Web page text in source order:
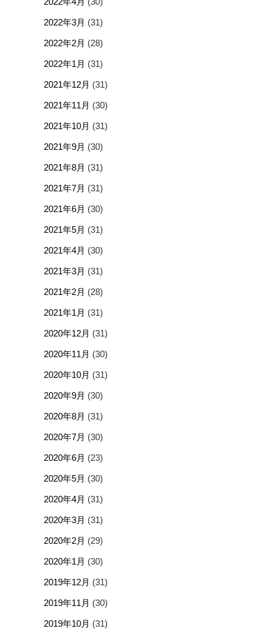
2022年3月 (31)
2022年2月 (28)
2022年1月 (31)
2021年12月 (31)
2021年11月 (30)
2021年10月 (31)
2021年9月 (30)
2021年8月 (31)
2021年7月 (31)
2021年6月 (30)
2021年5月 (31)
2021年4月 (30)
2021年3月 (31)
2021年2月 (28)
2021年1月 (31)
2020年12月 (31)
2020年11月 (30)
2020年10月 (31)
2020年9月 (30)
2020年8月 (31)
2020年7月 (30)
2020年6月 (23)
2020年5月 (30)
2020年4月 (31)
2020年3月 (31)
2020年2月 (29)
2020年1月 (30)
2019年12月 (31)
2019年11月 (30)
2019年10月 (31)